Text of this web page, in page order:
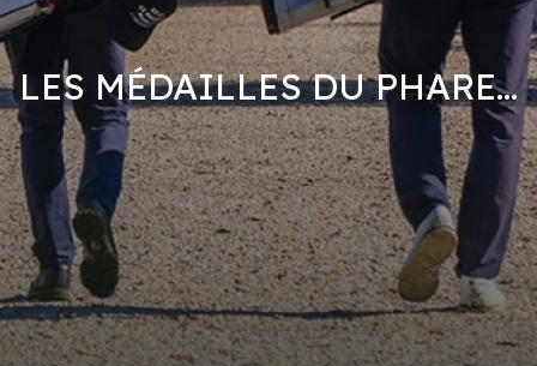
LES MÉDAILLES DU PHARE...